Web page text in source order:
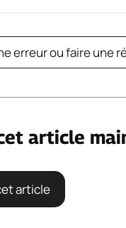
erreur ou faire une
article
article